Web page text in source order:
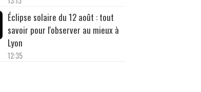
Éclipse solaire du 12 août : tout
savoir pour l'observer au mieux à
Lyon
12:35